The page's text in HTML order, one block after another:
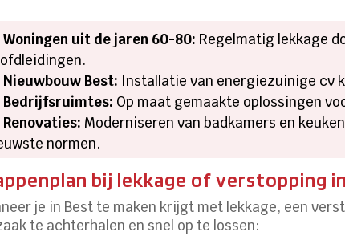
Woningen uit de jaren 60-80: Regelmatig lekkage
Nieuwbouw Best: Installatie van energiezuinige cv
Bedrijfsruimtes: Op maat gemaakte oplossingen
Renovaties: Moderniseren van badkamers en
normen.
bij lekkage of verstopping
je in Best te maken krijgt met lekkage, een
te achterhalen en snel op te lossen: